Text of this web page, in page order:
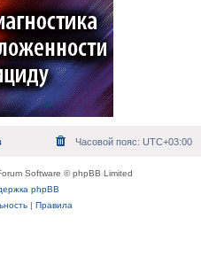
Часовой пояс: UTC+03:00
Software © phpBB Limited
phpBB
| Правила